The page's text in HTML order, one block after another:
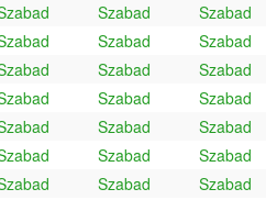
Szabad
Szabad
Szabad
Szabad
Szabad
Szabad
Szabad
Szabad
Szabad
Szabad
Szabad
Szabad
Szabad
Szabad